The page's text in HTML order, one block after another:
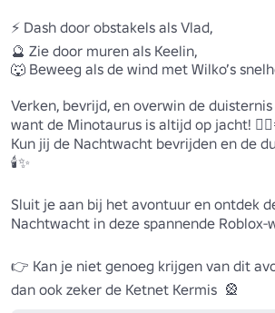
⚡ Dash door obstakels als Vlad,
🔮 Zie door muren als Keelin,
🐺 Beweeg als de wind met Wilko’s
Verken, bevrijd, en overwin de
want de Minotaurus is altijd op jacht!
Kun jij de Nachtwacht bevrijden en de
🕯️✨
Sluit je aan bij het avontuur en ontdek
Nachtwacht in deze spannende Roblox-
👉 Kan je niet genoeg krijgen van dit
dan ook zeker de Ketnet Kermis  🎡